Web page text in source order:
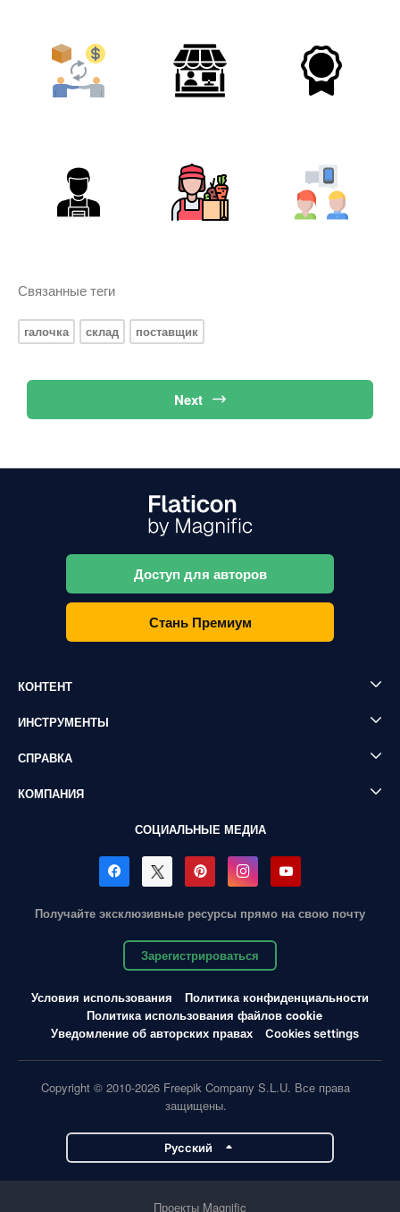
Связанные теги
галочка склад поставщик
Next
Доступ для авторов
Стань Премиум
КОНТЕНТ
ИНСТРУМЕНТЫ
СПРАВКА
КОМПАНИЯ
СОЦИАЛЬНЫЕ МЕДИА
Получайте эксклюзивные ресурсы прямо на свою почту
Зарегистрироваться
Условия использования
Политика конфиденциальности
Политика использования файлов cookie
Уведомление об авторских правах
Cookies settings
Copyright © 2010-2026 Freepik Company S.L.U. Все права
защищены.
Pусский
Проекты Magnific